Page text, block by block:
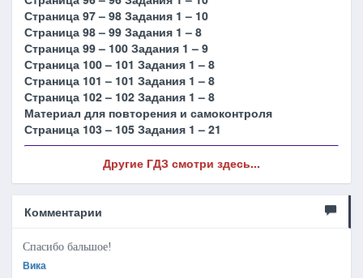
Страница 97 – 98 Задания 1 – 10
Страница 98 – 99 Задания 1 – 8
Страница 99 – 100 Задания 1 – 9
Страница 100 – 101 Задания 1 – 8
Страница 101 – 101 Задания 1 – 8
Страница 102 – 102 Задания 1 – 8
Материал для повторения и самоконтроля
Страница 103 – 105 Задания 1 – 21
Другие ГДЗ смотри здесь...
Комментарии
Спасибо бальшое!
Вика